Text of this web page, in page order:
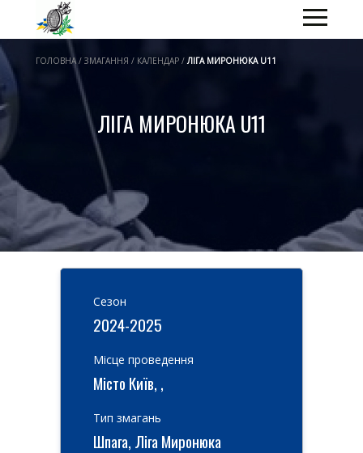
ГОЛОВНА / ЗМАГАННЯ / КАЛЕНДАР /ЛІГА МИРОНЮКА U11
ЛІГА МИРОНЮКА U11
Cезон
2024-2025
Місце проведення
Місто Київ, ,
Тип змагань
Шпага, Ліга Миронюка